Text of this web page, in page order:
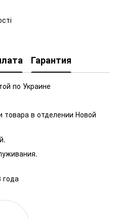
Гарантия
по Украине
в отделении Новой
года